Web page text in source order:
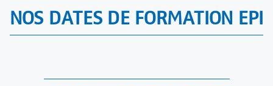
NOS DATES DE FORMATION EPI